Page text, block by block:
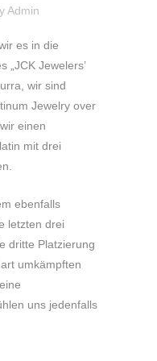
Admin
es in die
„JCK Jewelers’
wir sind
Jewelry over
einen
mit drei
ebenfalls
letzten drei
dritte Platzierung
umkämpften
uns jedenfalls